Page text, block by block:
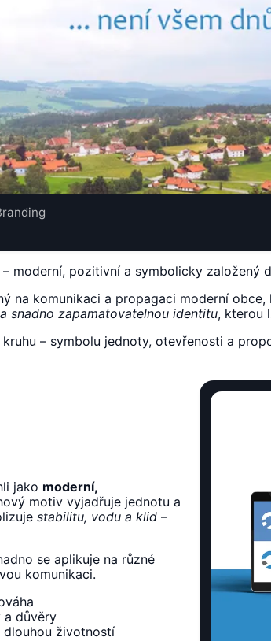
– moderní, pozitivní a symbolicky
na komunikaci a propagaci moderní
snadno zapamatovatelnou identitu, kterou
– symbolu jednoty, otevřenosti a
jako moderní,
motiv vyjadřuje jednotu a
stabilitu, vodu a klid –
se aplikuje na různé
komunikaci.
a důvěry
dlouhou životností